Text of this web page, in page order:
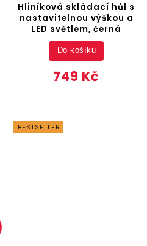
Hliníková skládací hůl s
nastavitelnou výškou a
LED světlem, černá
749 Kč
Do košíku
BESTSELLER